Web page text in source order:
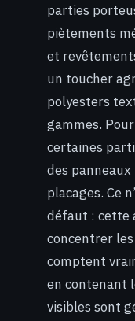
parties
piètements
et
un toucher
polyesters
gammes.
certaines
des
placages. Ce
défaut : cette
concentrer
comptent
en contenant
visibles sont